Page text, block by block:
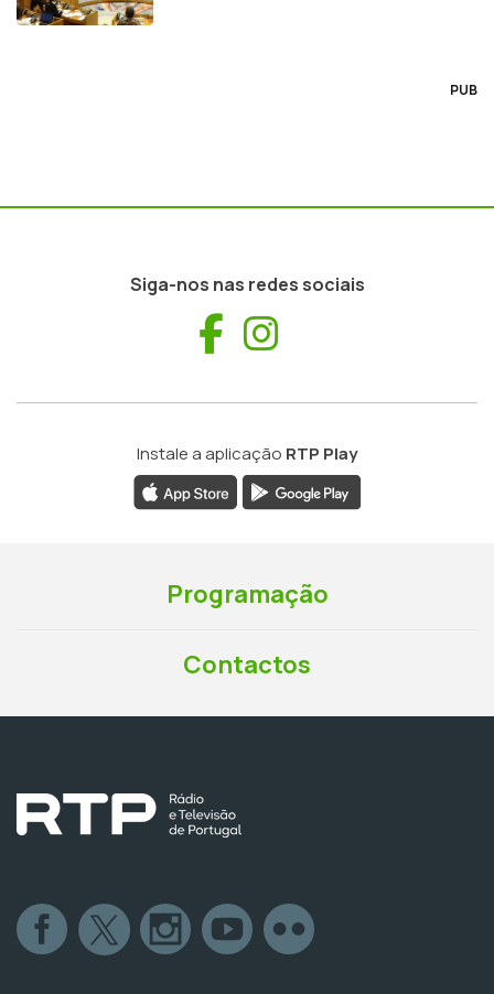
PUB
Siga-nos nas redes sociais
Facebook
Instale a aplicação RTP Play
Programação
Contactos